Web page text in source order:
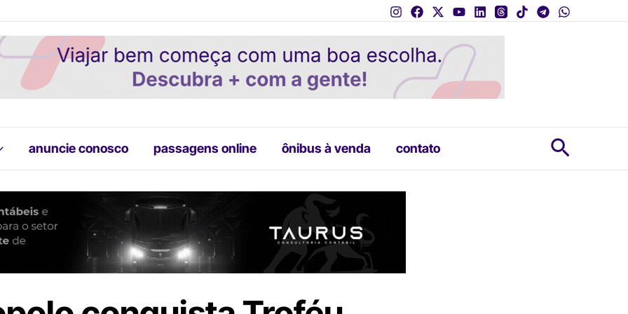
anuncie conosco passagens online ônibus à venda contato